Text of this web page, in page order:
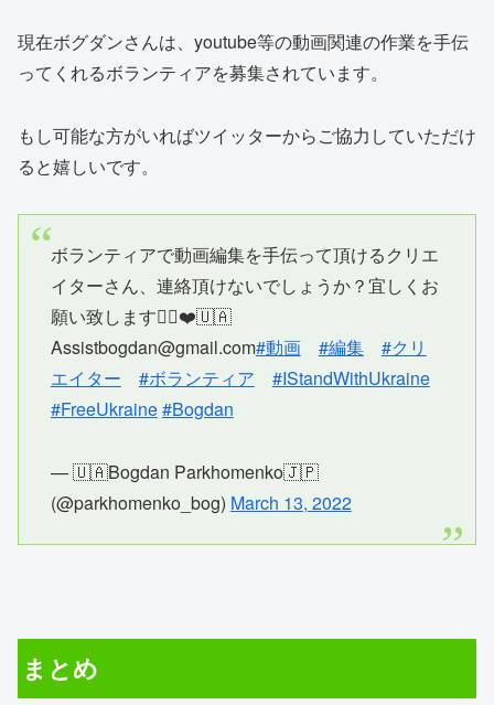
現在ボグダンさんは、youtube等の動画関連の作業を手伝
ってくれるボランティアを募集されています。
もし可能な方がいればツイッターからご協力していただけ
ると嬉しいです。
ボランティアで動画編集を手伝って頂けるクリエ
イターさん、連絡頂けないでしょうか？宜しくお
願い致します🙇‍♂️❤️🇺🇦
Assistbogdan@gmail.com#動画 #編集
#クリ
エイター
#ボランティア
#IStandWithUkraine
#FreeUkraine#Bogdan
— 🇺🇦Bogdan Parkhomenko🇯🇵
(@parkhomenko_bog) March 13, 2022
まとめ